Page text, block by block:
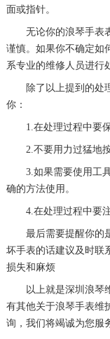
面或指针。
无论你的浪琴手表表
谨慎。如果你不确定如
系专业的维修人员进行
除了以上提到的处理
你：
1.在处理过程中要保
2.不要用力过猛地按
3.如果需要使用工具
确的方法使用。
4.在处理过程中要注
最后需要提醒你的是
坏手表的话建议及时联
损失和麻烦
以上就是深圳浪琴
有其他关于浪琴手表维
询，我们将竭诚为您服